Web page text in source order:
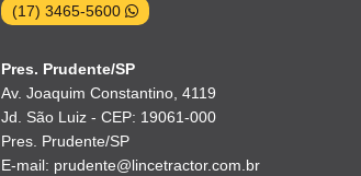
(17) 3465-5600
Pres. Prudente/SP
Av. Joaquim Constantino, 4119
Jd. São Luiz - CEP: 19061-000
Pres. Prudente/SP
E-mail: prudente@lincetractor.com.br